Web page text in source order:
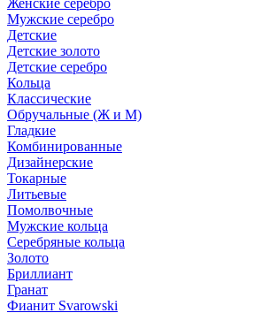
Женские серебро
Мужские серебро
Детские
Детские золото
Детские серебро
Кольца
Классические
Обручальные (Ж и М)
Гладкие
Комбинированные
Дизайнерские
Токарные
Литьевые
Помолвочные
Мужские кольца
Серебряные кольца
Золото
Бриллиант
Гранат
Фианит Svarowski